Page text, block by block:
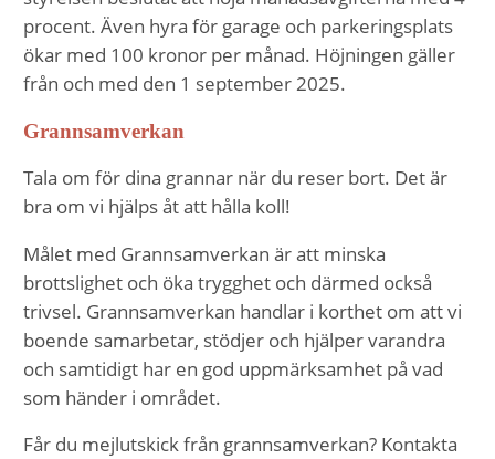
procent. Även hyra för garage och parkeringsplats
ökar med 100 kronor per månad. Höjningen gäller
från och med den 1 september 2025.
Grannsamverkan
Tala om för dina grannar när du reser bort. Det är
bra om vi hjälps åt att hålla koll!
Målet med Grannsamverkan är att minska
brottslighet och öka trygghet och därmed också
trivsel. Grannsamverkan handlar i korthet om att vi
boende samarbetar, stödjer och hjälper varandra
och samtidigt har en god uppmärksamhet på vad
som händer i området.
Får du mejlutskick från grannsamverkan? Kontakta